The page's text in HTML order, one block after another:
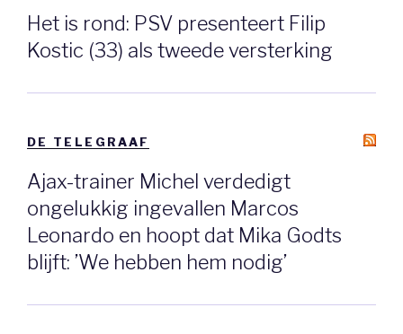
Het is rond: PSV presenteert Filip
Kostic (33) als tweede versterking
DE TELEGRAAF
Ajax-trainer Michel verdedigt
ongelukkig ingevallen Marcos
Leonardo en hoopt dat Mika Godts
blijft: ’We hebben hem nodig’